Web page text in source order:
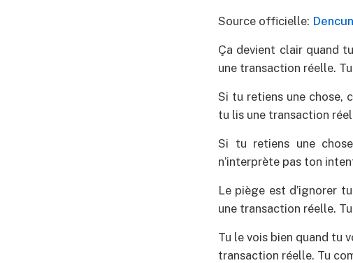
Source officielle: Dencun
Ça devient clair quand
une transaction réelle.
Si tu retiens une chose,
tu lis une transaction
Si tu retiens une
n’interprète pas ton
Le piège est d’ignorer
une transaction réelle.
Tu le vois bien quand tu
transaction réelle. Tu